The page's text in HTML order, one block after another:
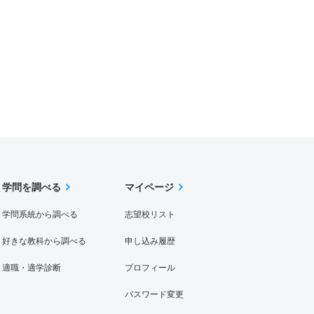
学問を調べる
学問系統から調べる
好きな教科から調べる
適職・適学診断
マイページ
志望校リスト
申し込み履歴
プロフィール
パスワード変更